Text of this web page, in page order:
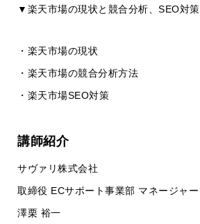
▼楽天市場の現状と競合分析、SEO対策
・楽天市場の現状
・楽天市場の競合分析方法
・楽天市場SEO対策
講師紹介
サヴァリ株式会社
取締役 ECサポート事業部 マネージャー
澤栗 裕一